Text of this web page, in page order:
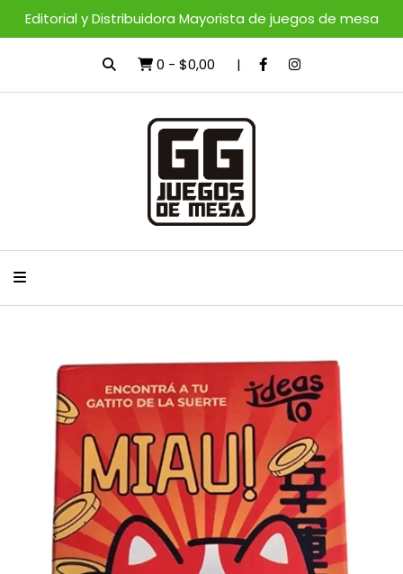
Editorial y Distribuidora Mayorista de juegos de mesa
0 - $0,00